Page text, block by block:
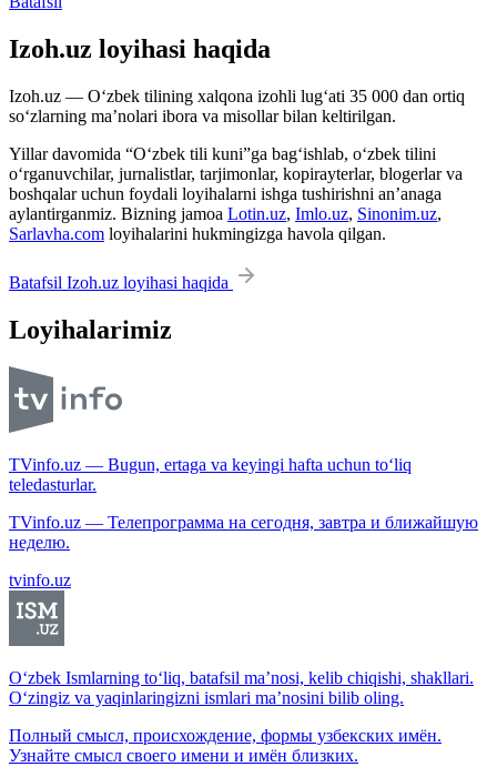
Izoh.uz loyihasi haqida
Izoh.uz — O‘zbek tilining xalqona izohli lug‘ati 35 000 dan ortiq
so‘zlarning ma’nolari ibora va misollar bilan keltirilgan.
Yillar davomida “O‘zbek tili kuni”ga bag‘ishlab, o‘zbek tilini
o‘rganuvchilar, jurnalistlar, tarjimonlar, kopirayterlar, blogerlar va
boshqalar uchun foydali loyihalarni ishga tushirishni an’anaga
aylantirganmiz. Bizning jamoa Lotin.uz, Imlo.uz, Sinonim.uz,
Sarlavha.com loyihalarini hukmingizga havola qilgan.
Batafsil Izoh.uz loyihasi haqida
Loyihalarimiz
TVinfo.uz — Bugun, ertaga va keyingi hafta uchun to‘liq
teledasturlar.
TVinfo.uz — Телепрограмма на сегодня, завтра и ближайшую
неделю.
tvinfo.uz
O‘zbek Ismlarning to‘liq, batafsil ma’nosi, kelib chiqishi, shakllari.
O‘zingiz va yaqinlaringizni ismlari ma’nosini bilib oling.
Полный смысл, происхождение, формы узбекских имён.
Узнайте смысл своего имени и имён близких.